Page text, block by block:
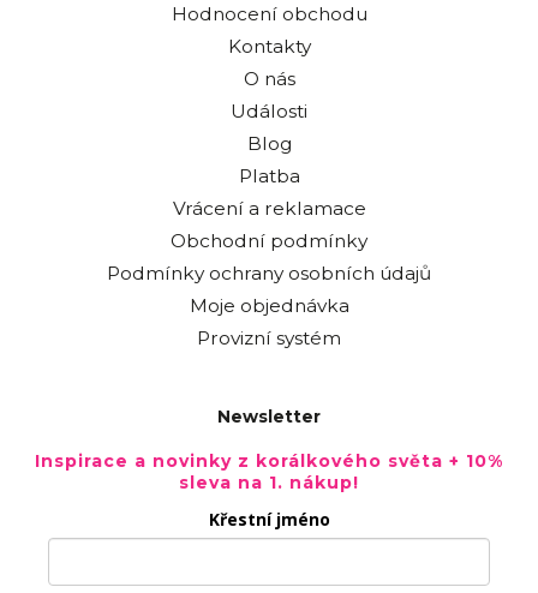
Hodnocení obchodu
Kontakty
O nás
Události
Blog
Platba
Vrácení a reklamace
Obchodní podmínky
Podmínky ochrany osobních údajů
Moje objednávka
Provizní systém
Newsletter
Inspirace a novinky z korálkového světa + 10%
sleva na 1. nákup!
Křestní jméno